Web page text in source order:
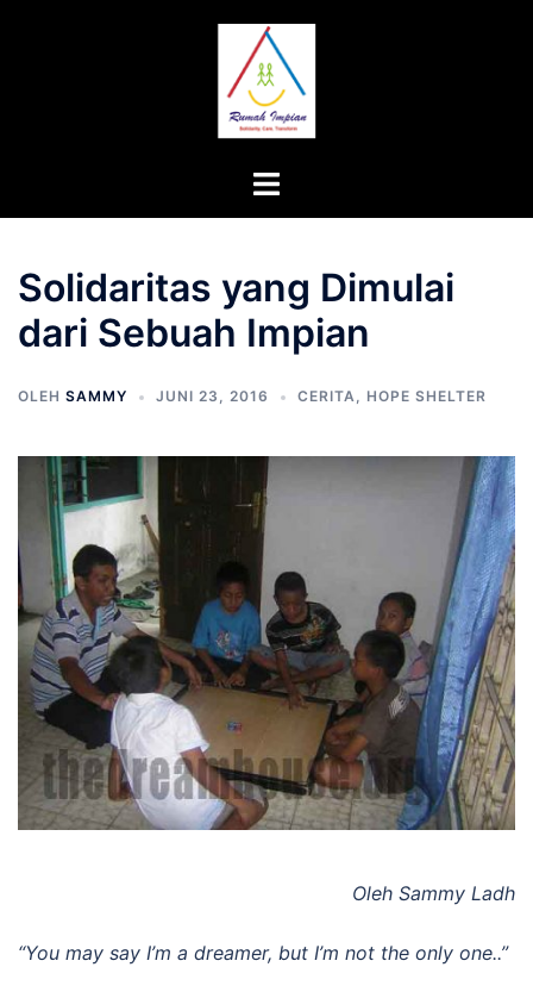
Menu
Solidaritas yang Dimulai
dari Sebuah Impian
OLEH SAMMY JUNI 23, 2016 CERITA, HOPE SHELTER
Oleh Sammy Ladh
“You may say I’m a dreamer, but I’m not the only one..”